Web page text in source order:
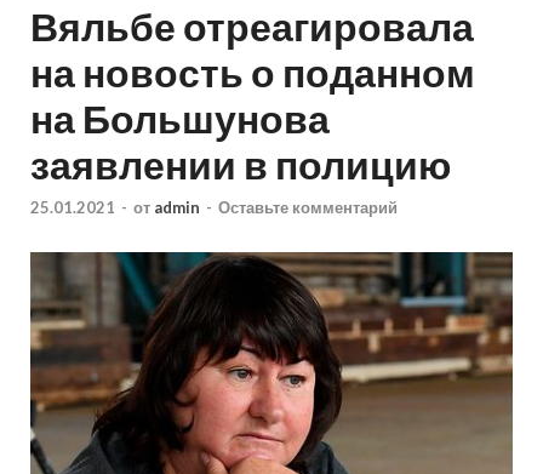
Вяльбе отреагировала
на новость о поданном
на Большунова
заявлении в полицию
25.01.2021 - от admin - Оставьте комментарий